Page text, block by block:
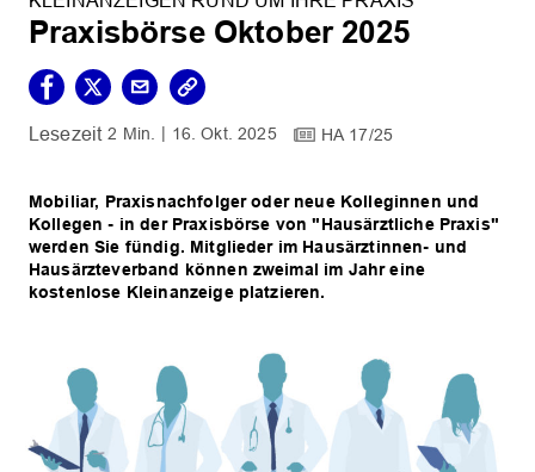
Praxisbörse Oktober 2025
2 Min. 16. Okt. 2025 HA 17/25
Mobiliar, Praxisnachfolger oder neue Kolleginnen und
Kollegen - in der Praxisbörse von "Hausärztliche Praxis"
werden Sie fündig. Mitglieder im Hausärztinnen- und
Hausärzteverband können zweimal im Jahr eine
kostenlose Kleinanzeige platzieren.